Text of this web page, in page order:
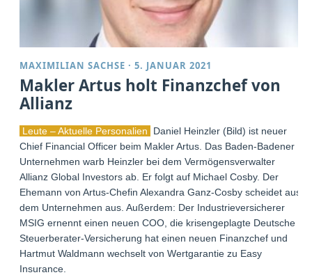
MAXIMILIAN SACHSE ·5. JANUAR 2021
Makler Artus holt Finanzchef von
Allianz
Leute – Aktuelle Personalien
Daniel Heinzler (Bild) ist neuer
Chief Financial Officer beim Makler Artus. Das Baden-Badener
Unternehmen warb Heinzler bei dem Vermögensverwalter
Allianz Global Investors ab. Er folgt auf Michael Cosby. Der
Ehemann von Artus-Chefin Alexandra Ganz-Cosby scheidet aus
dem Unternehmen aus. Außerdem: Der Industrieversicherer
MSIG ernennt einen neuen COO, die krisengeplagte Deutsche
Steuerberater-Versicherung hat einen neuen Finanzchef und
Hartmut Waldmann wechselt von Wertgarantie zu Easy
Insurance.